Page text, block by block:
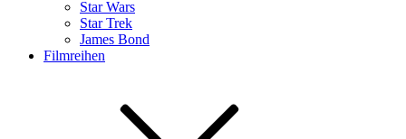
Star Wars
Star Trek
James Bond
Filmreihen